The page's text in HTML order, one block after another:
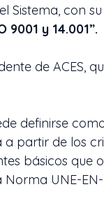
Sistema, con
y 14.001”.
de ACES,
definirse
partir de los
básicos que
UNE-EN-